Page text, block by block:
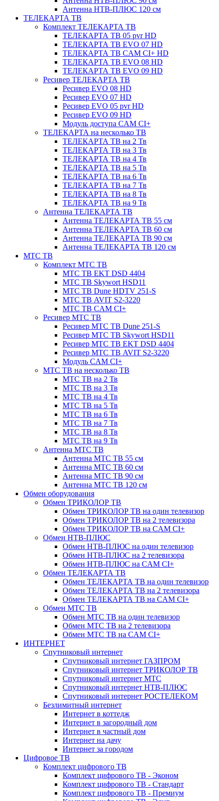
Антенна НТВ-ПЛЮС 120 см
ТЕЛЕКАРТА ТВ
Комплект ТЕЛЕКАРТА ТВ
ТЕЛЕКАРТА ТВ 05 pvr HD
ТЕЛЕКАРТА ТВ EVO 07 HD
ТЕЛЕКАРТА ТВ CAM CI+ HD
ТЕЛЕКАРТА ТВ EVO 08 HD
ТЕЛЕКАРТА ТВ EVO 09 HD
Ресивер ТЕЛЕКАРТА ТВ
Ресивер EVO 08 HD
Ресивер EVO 07 HD
Ресивер EVO 05 pvr HD
Ресивер EVO 09 HD
Модуль доступа CAM CI+
ТЕЛЕКАРТА на несколько ТВ
ТЕЛЕКАРТА ТВ на 2 Тв
ТЕЛЕКАРТА ТВ на 3 Тв
ТЕЛЕКАРТА ТВ на 4 Тв
ТЕЛЕКАРТА ТВ на 5 Тв
ТЕЛЕКАРТА ТВ на 6 Тв
ТЕЛЕКАРТА ТВ на 7 Тв
ТЕЛЕКАРТА ТВ на 8 Тв
ТЕЛЕКАРТА ТВ на 9 Тв
Антенна ТЕЛЕКАРТА ТВ
Антенна ТЕЛЕКАРТА ТВ 55 см
Антенна ТЕЛЕКАРТА ТВ 60 см
Антенна ТЕЛЕКАРТА ТВ 90 см
Антенна ТЕЛЕКАРТА ТВ 120 см
МТС ТВ
Комплект МТС ТВ
МТС ТВ EKT DSD 4404
МТС ТВ Skywort HSD11
МТС ТВ Dune HDTV 251-S
МТС ТВ AVIT S2-3220
МТС ТВ CAM CI+
Ресивер МТС ТВ
Ресивер МТС ТВ Dune 251-S
Ресивер МТС ТВ Skywort HSD11
Ресивер МТС ТВ EKT DSD 4404
Ресивер МТС ТВ AVIT S2-3220
Модуль CAM CI+
МТС ТВ на несколько ТВ
МТС ТВ на 2 Тв
МТС ТВ на 3 Тв
МТС ТВ на 4 Тв
МТС ТВ на 5 Тв
МТС ТВ на 6 Тв
МТС ТВ на 7 Тв
МТС ТВ на 8 Тв
МТС ТВ на 9 Тв
Антенна МТС ТВ
Антенна МТС ТВ 55 см
Антенна МТС ТВ 60 см
Антенна МТС ТВ 90 см
Антенна МТС ТВ 120 см
Обмен оборудования
Обмен ТРИКОЛОР ТВ
Обмен ТРИКОЛОР ТВ на один телевизор
Обмен ТРИКОЛОР ТВ на 2 телевизора
Обмен ТРИКОЛОР ТВ на CAM CI+
Обмен НТВ-ПЛЮС
Обмен НТВ-ПЛЮС на один телевизор
Обмен НТВ-ПЛЮС на 2 телевизора
Обмен НТВ-ПЛЮС на CAM CI+
Обмен ТЕЛЕКАРТА ТВ
Обмен ТЕЛЕКАРТА ТВ на один телевизор
Обмен ТЕЛЕКАРТА ТВ на 2 телевизора
Обмен ТЕЛЕКАРТА ТВ на CAM CI+
Обмен МТС ТВ
Обмен МТС ТВ на один телевизор
Обмен МТС ТВ на 2 телевизора
Обмен МТС ТВ на CAM CI+
ИНТЕРНЕТ
Спутниковый интернет
Спутниковый интернет ГАЗПРОМ
Спутниковый интернет ТРИКОЛОР ТВ
Спутниковый интернет МТС
Спутниковый интернет НТВ-ПЛЮС
Спутниковый интернет РОСТЕЛЕКОМ
Безлимитный интернет
Интернет в коттедж
Интернет в загородный дом
Интернет в частный дом
Интернет на дачу
Интернет за городом
Цифровое ТВ
Комплект цифрового ТВ
Комплект цифрового ТВ - Эконом
Комплект цифрового ТВ - Стандарт
Комплект цифрового ТВ - Премиум